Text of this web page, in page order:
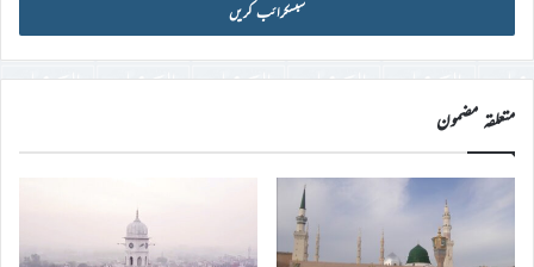
ڈی
درج
کریں
متعلقہ مضمون